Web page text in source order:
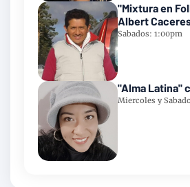
"Mixtura en
Albert
Sabados: 1:00pm
"Alma Latina"
Miercoles y